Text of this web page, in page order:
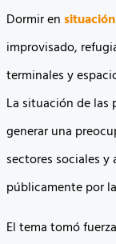
Dormir en
improvisado,
terminales y
La situación de las
generar una
sectores sociales
públicamente por la
El tema tomó